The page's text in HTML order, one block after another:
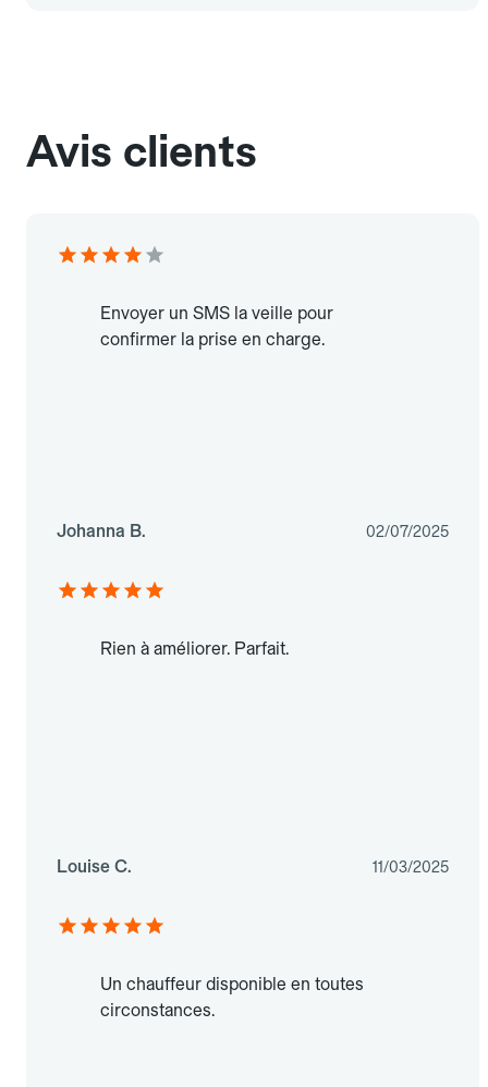
Avis clients
Envoyer un SMS la veille pour
confirmer la prise en charge.
Johanna B. 02/07/2025
Rien à améliorer. Parfait.
Louise C. 11/03/2025
Un chauffeur disponible en toutes
circonstances.